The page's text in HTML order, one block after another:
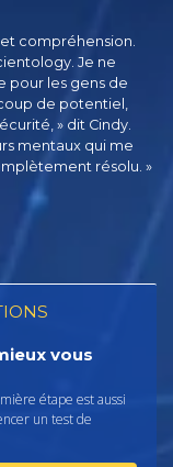
compréhension.
Je ne
pour les gens de
de potentiel,
» dit Cindy.
mentaux qui me
résolu. »
vous
étape est aussi
un test de